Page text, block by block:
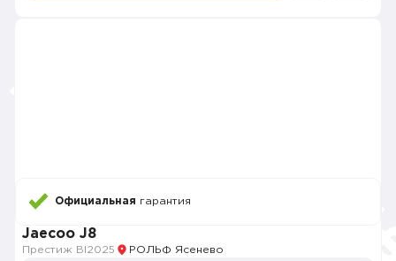
Официальная гарантия
Jaecoo J8
Престиж BI 2025 РОЛЬФ Ясенево